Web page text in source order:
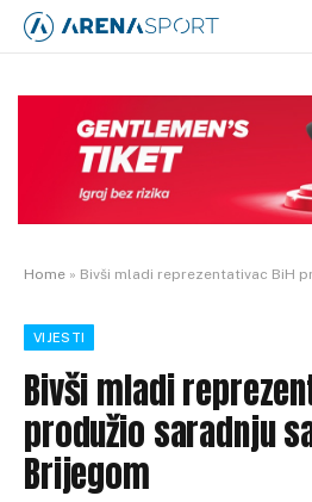
Home » Bivši mladi reprezentativac BiH
VIJESTI
Bivši mladi
produžio saradnju
Brijegom